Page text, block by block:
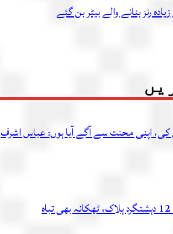
رنز بنانے والے بیٹر بن گئے
کی، اپنی محنت سے آگے آیا ہوں: عباس اشرف